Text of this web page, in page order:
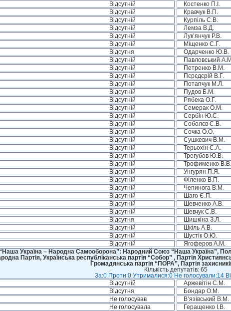
Відсутній Костенко П.І.
Відсутній Кравчук В.П.
Відсутній Курпіль С.В.
Відсутній Лемза В.Д.
Відсутній Лук’янчук Р.В.
Відсутній Міщенко С.Г.
Відсутня Одарченко Ю.В.
Відсутній Павловський
Відсутній Петренко В.М.
Відсутній Пєрєдєрій В.Г.
Відсутній Потапчук М.Л.
Відсутній Пудов Б.М.
Відсутній Рябека О.Г.
Відсутній Семерак О.М.
Відсутній Сербін Ю.С.
Відсутній Соболєв С.В.
Відсутній Сочка О.О.
Відсутній Сушкевич В.М.
Відсутній Терьохін С.А.
Відсутній Трегубов Ю.В.
Відсутній Трофименко В.В.
Відсутній Унгурян П.Я.
Відсутній Філенко В.П.
Відсутній Чепинога В.М.
Відсутній Шаго Є.П.
Відсутній Шевченко А.В.
Відсутній Шевчук С.В.
Відсутня Шишкіна З.Л.
Відсутній Шкіль А.В.
Відсутній Шустік О.Ю.
Відсутній Ягоферов А.М.
Україна – Народна Самооборона”: Народний Союз “Наша Україна”,
Партія, Українська республіканська партія “Собор” , Партія
Громадянська партія “ПОРА”, Партія
Кількість депутатів: 65
За:0 Проти:0 Утрималися:0 Не голосували:14
Відсутній Аржевітін С.М.
Відсутня Бондар О.М.
Не голосував В’язівський В.М.
Не голосувала Геращенко І.В.